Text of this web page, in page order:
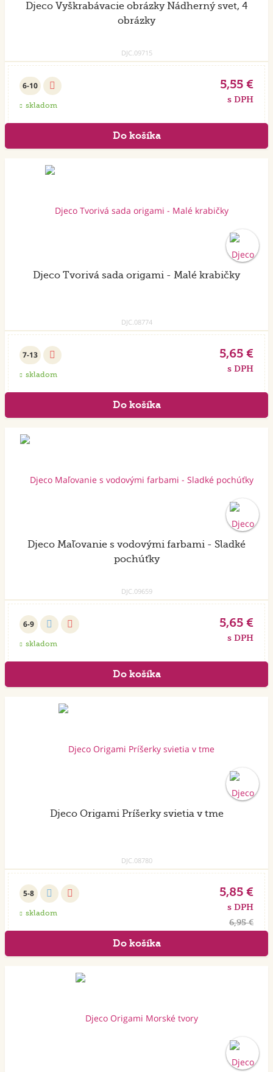
Djeco Vyškrabávacie obrázky Nádherný svet, 4
obrázky
DJC.09715
6-10
skladom
5,55 €
s DPH
Djeco Tvorivá sada origami - Malé krabičky
DJC.08774
7-13
skladom
5,65 €
s DPH
Djeco Maľovanie s vodovými farbami - Sladké
pochúťky
DJC.09659
6-9
skladom
5,65 €
s DPH
Djeco Origami Príšerky svietia v tme
DJC.08780
5-8
skladom
5,85 €
s DPH
6,95 €